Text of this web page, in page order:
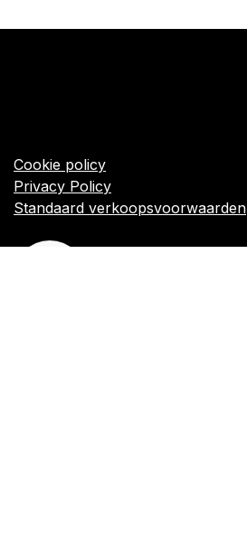
Cookie policy
Privacy Policy
Standaard verkoopsvoorwaarden